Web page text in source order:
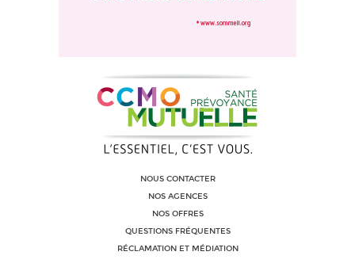
NOUS CONTACTER
NOS AGENCES
NOS OFFRES
QUESTIONS FRÉQUENTES
RÉCLAMATION ET MÉDIATION